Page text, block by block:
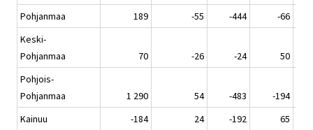
Pohjanmaa
189 -55 -444
-66
Keski-
Pohjanmaa
70 -26 -24
50
Pohjois-
Pohjanmaa
1 290 54 -483
-194
Kainuu
-184 24 -192
65